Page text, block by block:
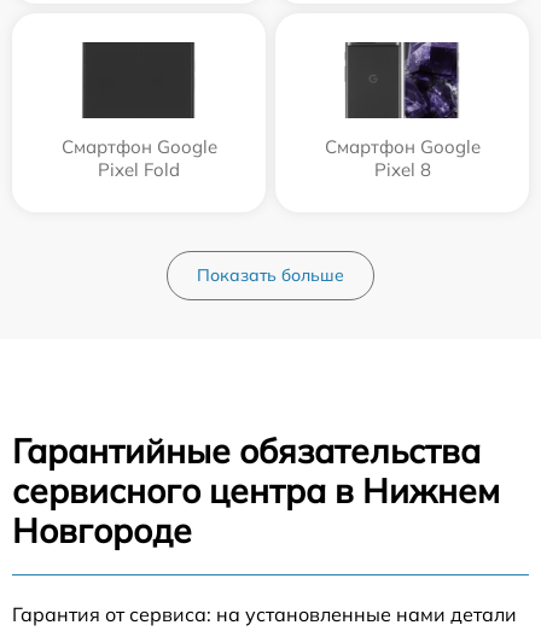
Смартфон Google
Pixel Fold
Смартфон Google
Pixel 8
Показать больше
Гарантийные обязательства
сервисного центра в Нижнем
Новгороде
Гарантия от сервиса: на установленные нами детали